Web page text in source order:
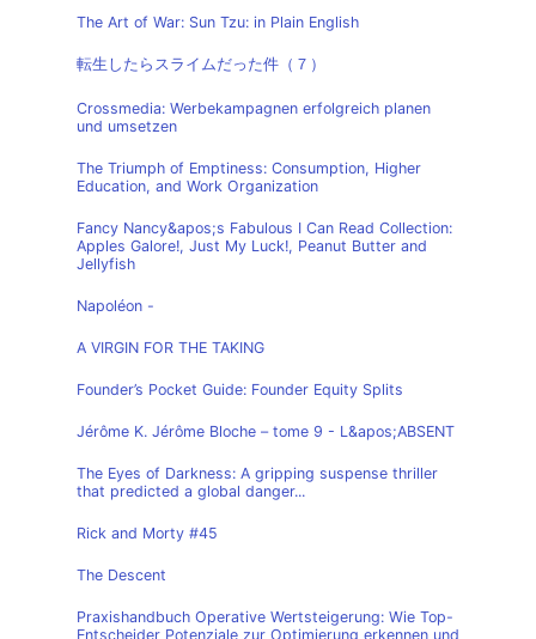
The Art of War: Sun Tzu: in Plain English
転生したらスライムだった件（７）
Crossmedia: Werbekampagnen erfolgreich planen
und umsetzen
The Triumph of Emptiness: Consumption, Higher
Education, and Work Organization
Fancy Nancy&apos;s Fabulous I Can Read Collection:
Apples Galore!, Just My Luck!, Peanut Butter and
Jellyfish
Napoléon -
A VIRGIN FOR THE TAKING
Founder’s Pocket Guide: Founder Equity Splits
Jérôme K. Jérôme Bloche – tome 9 - L&apos;ABSENT
The Eyes of Darkness: A gripping suspense thriller
that predicted a global danger...
Rick and Morty #45
The Descent
Praxishandbuch Operative Wertsteigerung: Wie Top-
Entscheider Potenziale zur Optimierung erkennen und